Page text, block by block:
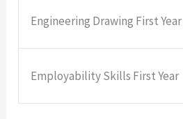
Engineering Drawing First Year
Employability Skills First Year